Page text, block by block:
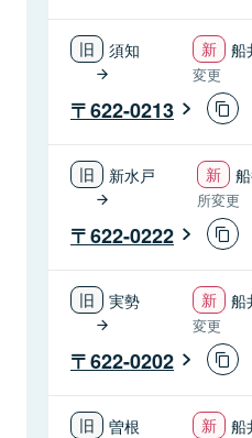
須知 船
変更
622-0213
新水戸
所変更
622-0222
実勢 船
変更
622-0202
曽根 船